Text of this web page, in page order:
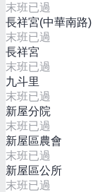
末班已過
長祥宮(中華南路)
末班已過
長祥宮
末班已過
九斗里
末班已過
新屋分院
末班已過
新屋區農會
末班已過
新屋區公所
末班已過